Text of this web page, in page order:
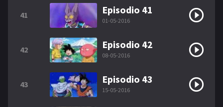
41 Episodio 41
01-05-2016
42 Episodio 42
08-05-2016
43 Episodio 43
15-05-2016